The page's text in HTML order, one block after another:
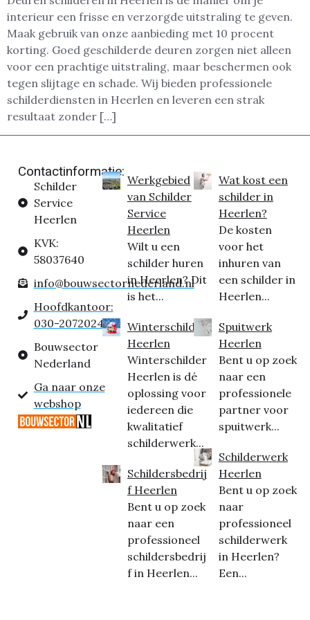
interieur een frisse en verzorgde uitstraling te geven.
Maak gebruik van onze aanbieding met 10 procent
korting. Goed geschilderde deuren zorgen niet alleen
voor een prachtige uitstraling, maar beschermen ook
tegen slijtage en schade. Wij bieden professionele
schilderdiensten in Heerlen en leveren een strak
resultaat zonder […]
Contactinformatie:
Schilder
Service
Heerlen
KVK:
58037640
info@bouwsectornederland.nl
Hoofdkantoor:
030-2072024
Bouwsector
Nederland
Ga naar onze
webshop
Werkgebied
van Schilder
Service
Heerlen
Wilt u een
schilder huren
in Heerlen? Dit
is het...
Winterschilder
Heerlen
Winterschilder
Heerlen is dé
oplossing voor
iedereen die
kwalitatief
schilderwerk...
Schildersbedrij
f Heerlen
Bent u op zoek
naar een
professioneel
schildersbedrij
f in Heerlen...
Wat kost een
schilder in
Heerlen?
De kosten
voor het
inhuren van
een schilder in
Heerlen...
Spuitwerk
Heerlen
Bent u op zoek
naar een
professionele
partner voor
spuitwerk...
Schilderwerk
Heerlen
Bent u op zoek
naar
professioneel
schilderwerk
in Heerlen?
Een...